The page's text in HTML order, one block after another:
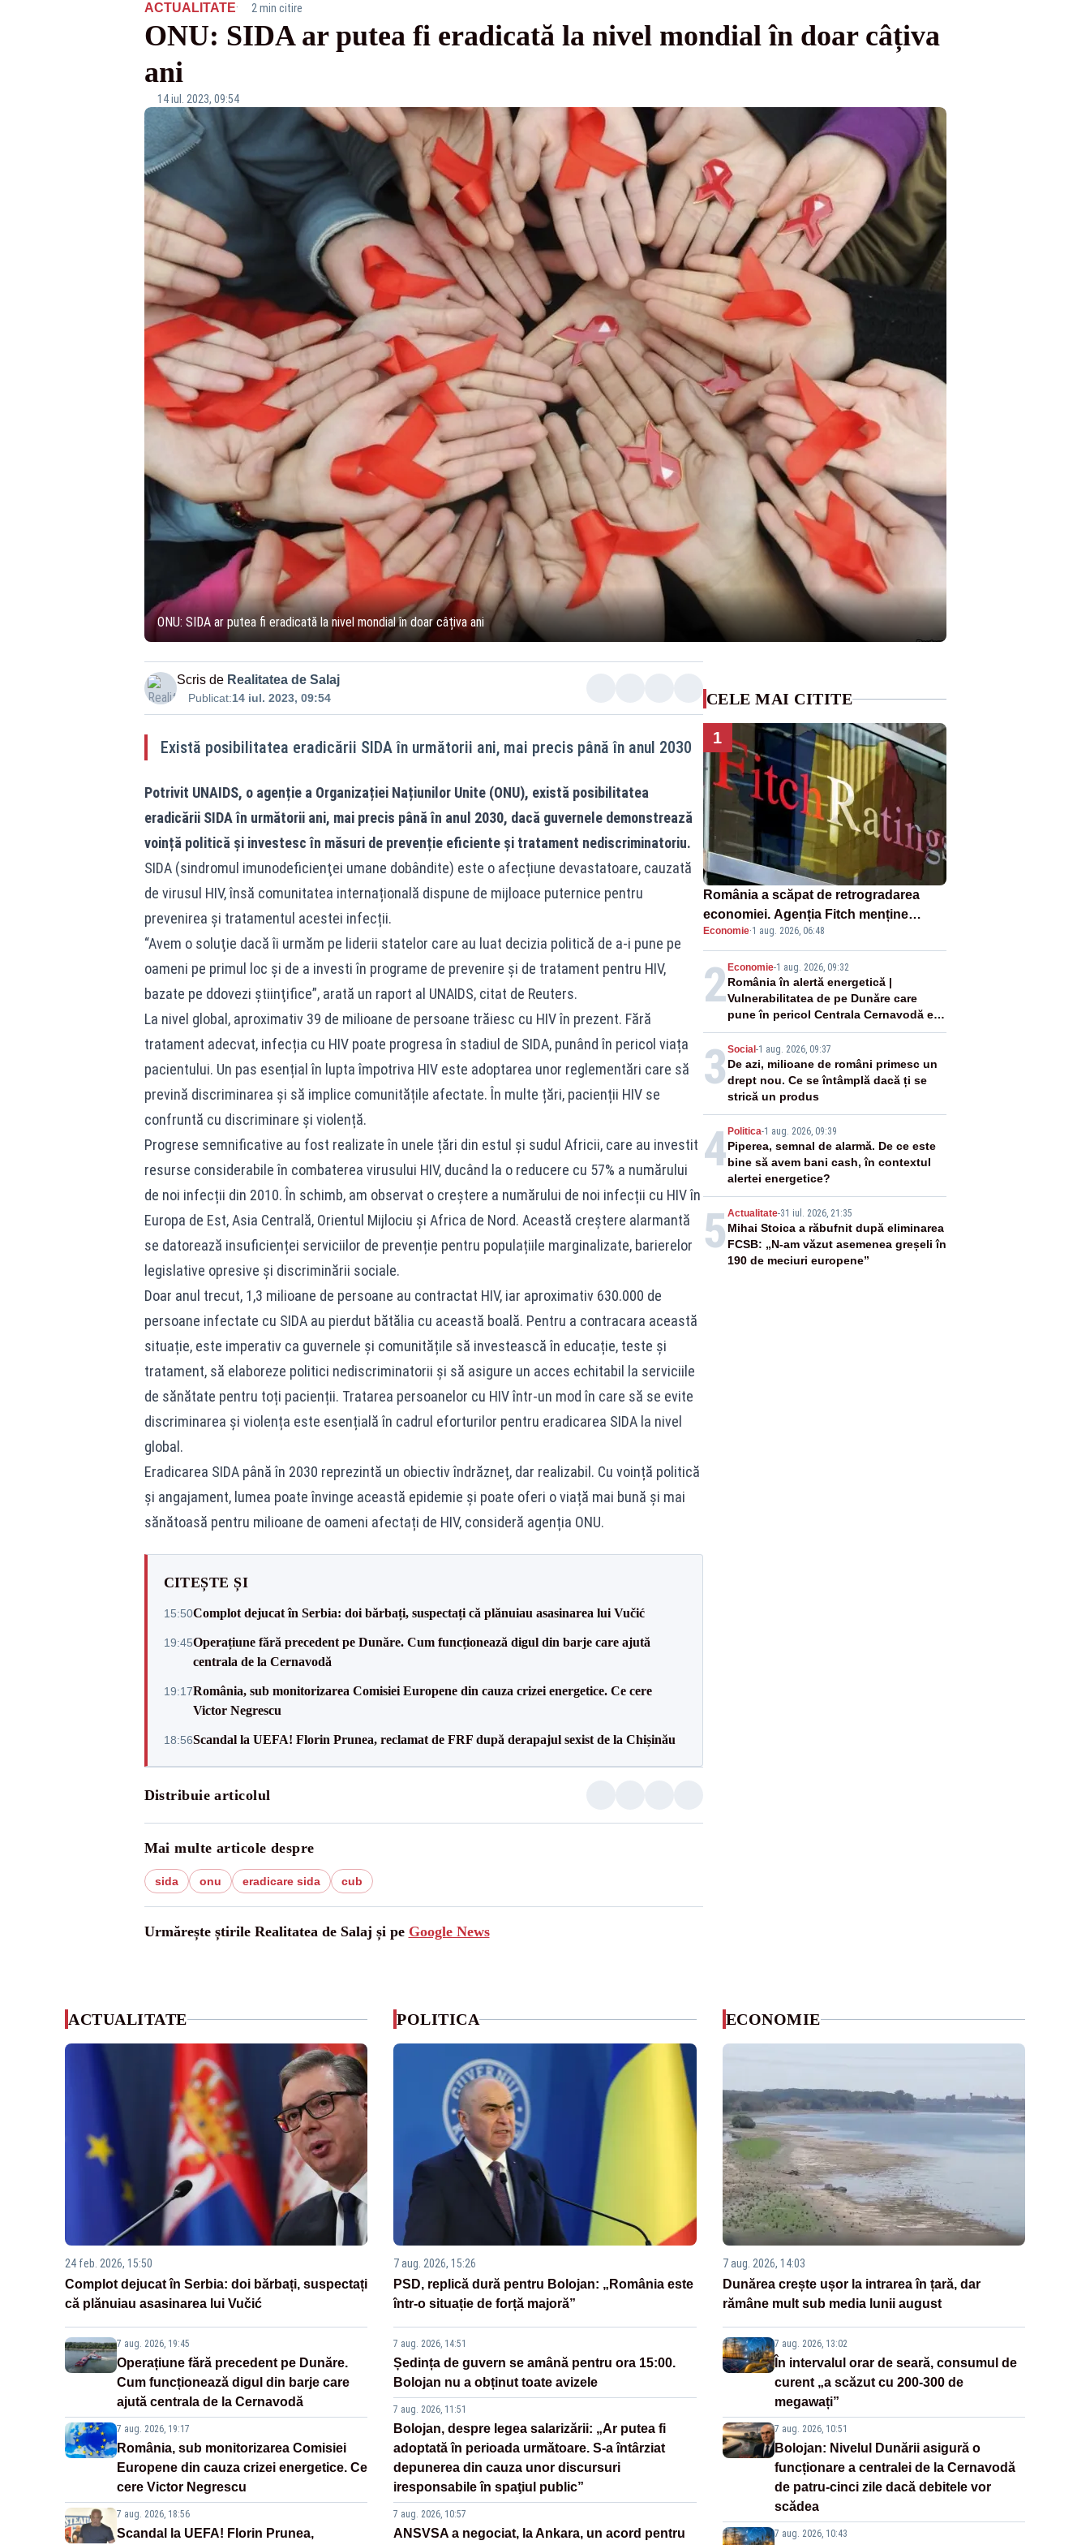
ACTUALITATE· 2 min citire
ONU: SIDA ar putea fi eradicată la nivel mondial în doar câțiva
ani
14 iul. 2023, 09:54
ONU: SIDA ar putea fi eradicată la nivel mondial în doar câțiva ani
Scris de Realitatea de Salaj
Publicat:14 iul. 2023, 09:54
Există posibilitatea eradicării SIDA în următorii ani, mai precis până în anul 2030
Potrivit UNAIDS, o agenție a Organizației Națiunilor Unite (ONU), există posibilitatea
eradicării SIDA în următorii ani, mai precis până în anul 2030, dacă guvernele demonstrează
voință politică și investesc în măsuri de prevenție eficiente și tratament nediscriminatoriu.
SIDA (sindromul imunodeficienţei umane dobândite) este o afecțiune devastatoare, cauzată
de virusul HIV, însă comunitatea internațională dispune de mijloace puternice pentru
prevenirea și tratamentul acestei infecții.
“Avem o soluţie dacă îi urmăm pe liderii statelor care au luat decizia politică de a-i pune pe
oameni pe primul loc şi de a investi în programe de prevenire şi de tratament pentru HIV,
bazate pe ddovezi ştiinţifice”, arată un raport al UNAIDS, citat de Reuters.
La nivel global, aproximativ 39 de milioane de persoane trăiesc cu HIV în prezent. Fără
tratament adecvat, infecția cu HIV poate progresa în stadiul de SIDA, punând în pericol viața
pacientului. Un pas esențial în lupta împotriva HIV este adoptarea unor reglementări care să
prevină discriminarea și să implice comunitățile afectate. În multe țări, pacienții HIV se
confruntă cu discriminare și violență.
Progrese semnificative au fost realizate în unele țări din estul și sudul Africii, care au investit
resurse considerabile în combaterea virusului HIV, ducând la o reducere cu 57% a numărului
de noi infecții din 2010. În schimb, am observat o creștere a numărului de noi infecții cu HIV în
Europa de Est, Asia Centrală, Orientul Mijlociu și Africa de Nord. Această creștere alarmantă
se datorează insuficienței serviciilor de prevenție pentru populațiile marginalizate, barierelor
legislative opresive și discriminării sociale.
Doar anul trecut, 1,3 milioane de persoane au contractat HIV, iar aproximativ 630.000 de
persoane infectate cu SIDA au pierdut bătălia cu această boală. Pentru a contracara această
situație, este imperativ ca guvernele și comunitățile să investească în educație, teste și
tratament, să elaboreze politici nediscriminatorii și să asigure un acces echitabil la serviciile
de sănătate pentru toți pacienții. Tratarea persoanelor cu HIV într-un mod în care să se evite
discriminarea și violența este esențială în cadrul eforturilor pentru eradicarea SIDA la nivel
global.
Eradicarea SIDA până în 2030 reprezintă un obiectiv îndrăzneț, dar realizabil. Cu voință politică
și angajament, lumea poate învinge această epidemie și poate oferi o viață mai bună și mai
sănătoasă pentru milioane de oameni afectați de HIV, consideră agenția ONU.
CITEȘTE ȘI
15:50Complot dejucat în Serbia: doi bărbați, suspectați că plănuiau asasinarea lui Vučić
19:45Operațiune fără precedent pe Dunăre. Cum funcționează digul din barje care ajută
centrala de la Cernavodă
19:17România, sub monitorizarea Comisiei Europene din cauza crizei energetice. Ce cere
Victor Negrescu
18:56Scandal la UEFA! Florin Prunea, reclamat de FRF după derapajul sexist de la Chișinău
Distribuie articolul
Mai multe articole despre
sida onu eradicare sida cub
Urmărește știrile Realitatea de Salaj și pe Google News
CELE MAI CITITE
1
România a scăpat de retrogradarea
economiei. Agenția Fitch menține
ratingul „BBB-” cu perspectivă
negativă
Economie·1 aug. 2026, 06:48
2 Economie-1 aug. 2026, 09:32
România în alertă energetică |
Vulnerabilitatea de pe Dunăre care
pune în pericol Centrala Cernavodă era
cunoscută de pe vremea lui Ceaușescu
3 Social -1 aug. 2026, 09:37
De azi, milioane de români primesc un
drept nou. Ce se întâmplă dacă ți se
strică un produs
4 Politica-1 aug. 2026, 09:39
Piperea, semnal de alarmă. De ce este
bine să avem bani cash, în contextul
alertei energetice?
5 Actualitate-31 iul. 2026, 21:35
Mihai Stoica a răbufnit după eliminarea
FCSB: „N-am văzut asemenea greșeli în
190 de meciuri europene”
ACTUALITATE
24 feb. 2026, 15:50
Complot dejucat în Serbia: doi bărbați, suspectați
că plănuiau asasinarea lui Vučić
7 aug. 2026, 19:45
Operațiune fără precedent pe Dunăre.
Cum funcționează digul din barje care
ajută centrala de la Cernavodă
7 aug. 2026, 19:17
România, sub monitorizarea Comisiei
Europene din cauza crizei energetice. Ce
cere Victor Negrescu
7 aug. 2026, 18:56
Scandal la UEFA! Florin Prunea,
POLITICA
7 aug. 2026, 15:26
PSD, replică dură pentru Bolojan: „România este
într-o situație de forță majoră”
7 aug. 2026, 14:51
Ședința de guvern se amână pentru ora 15:00.
Bolojan nu a obținut toate avizele
7 aug. 2026, 11:51
Bolojan, despre legea salarizării: „Ar putea fi
adoptată în perioada următoare. S-a întârziat
depunerea din cauza unor discursuri
iresponsabile în spaţiul public”
7 aug. 2026, 10:57
ANSVSA a negociat, la Ankara, un acord pentru
ECONOMIE
7 aug. 2026, 14:03
Dunărea crește ușor la intrarea în țară, dar
rămâne mult sub media lunii august
7 aug. 2026, 13:02
În intervalul orar de seară, consumul de
curent „a scăzut cu 200-300 de
megawați”
7 aug. 2026, 10:51
Bolojan: Nivelul Dunării asigură o
funcționare a centralei de la Cernavodă
de patru-cinci zile dacă debitele vor
scădea
7 aug. 2026, 10:43